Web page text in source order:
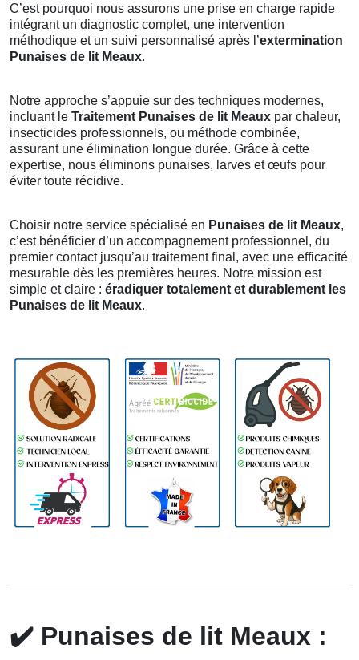
C’est pourquoi nous assurons une prise en charge rapide
intégrant un diagnostic complet, une intervention
méthodique et un suivi personnalisé après l’extermination
Punaises de lit Meaux.
Notre approche s’appuie sur des techniques modernes,
incluant le Traitement Punaises de lit Meaux par chaleur,
insecticides professionnels, ou méthode combinée,
assurant une élimination longue durée. Grâce à cette
expertise, nous éliminons punaises, larves et œufs pour
éviter toute récidive.
Choisir notre service spécialisé en Punaises de lit Meaux,
c’est bénéficier d’un accompagnement professionnel, du
premier contact jusqu’au traitement final, avec une efficacité
mesurable dès les premières heures. Notre mission est
simple et claire : éradiquer totalement et durablement les
Punaises de lit Meaux.
✔️ Punaises de lit Meaux :